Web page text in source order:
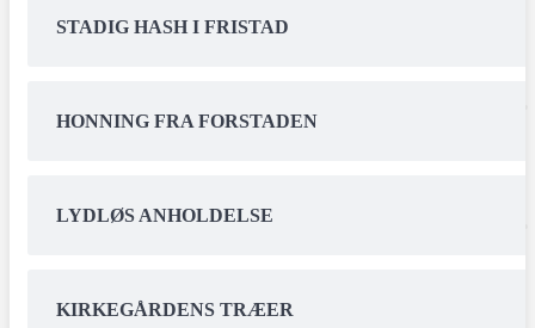
STADIG HASH I FRISTAD
HONNING FRA FORSTADEN
LYDLØS ANHOLDELSE
KIRKEGÅRDENS TRÆER